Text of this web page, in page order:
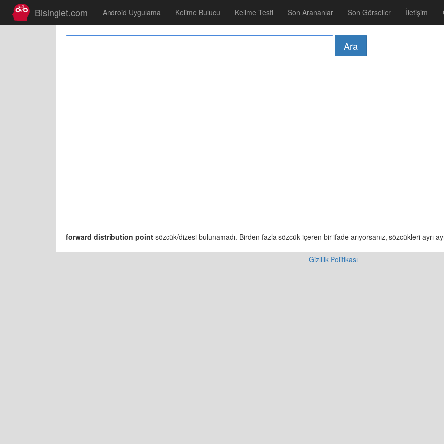
Bisinglet.com Android Uygulama Kelime Bulucu Kelime Testi Son Arananlar Son Görseller İletişim
forward distribution point sözcük/dizesi bulunamadı. Birden fazla sözcük içeren bir ifade arıyorsanız, sözcükleri ayrı
Gizlilik Politikası